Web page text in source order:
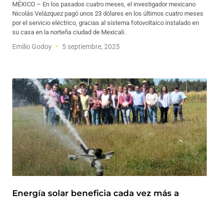
MÉXICO – En los pasados cuatro meses, el investigador mexicano
Nicolás Velázquez pagó unos 23 dólares en los últimos cuatro meses
por el servicio eléctrico, gracias al sistema fotovoltaico instalado en
su casa en la norteña ciudad de Mexicali.
Emilio Godoy 5 septiembre, 2025
Energía solar beneficia cada vez más a